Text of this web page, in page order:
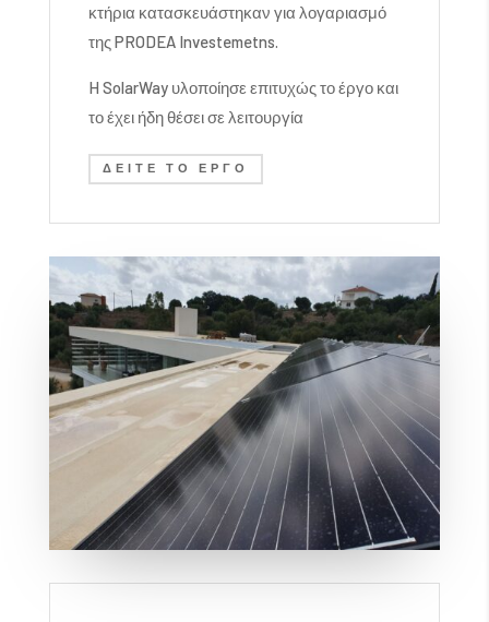
κτήρια κατασκευάστηκαν για λογαριασμό
της PRODEA Investemetns.
H SolarWay υλοποίησε επιτυχώς το έργο και
το έχει ήδη θέσει σε λειτουργία
ΔΕΊΤΕ ΤΟ ΈΡΓΟ